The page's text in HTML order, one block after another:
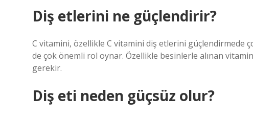
Diş etlerini ne güçlendirir?
C vitamini, özellikle C vitamini diş etlerini güçlendirmede
de çok önemli rol oynar. Özellikle besinlerle alınan
gerekir.
Diş eti neden güçsüz olur?